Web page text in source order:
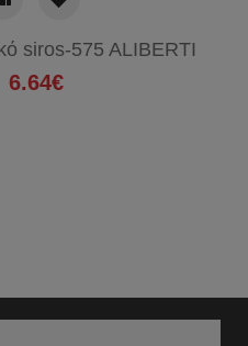
siros-575 ALIBERTI
6.64€